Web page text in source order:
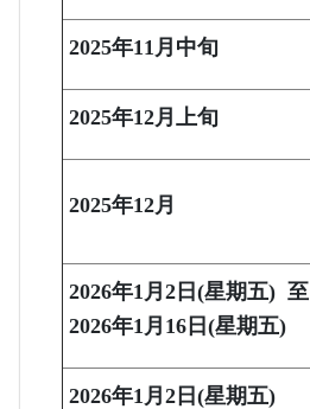
2025年11 月中旬
2025年12月上旬
2025年12月
2026年1 月 2日 (星期五) 至
2026年1 月 16日 (星期五)
2026年1 月 2日 (星期五)